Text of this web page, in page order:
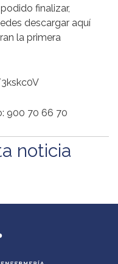
finalizar,
descargar aquí
la primera
900 70 66 70
noticia